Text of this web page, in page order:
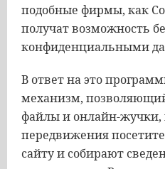
подобные фирмы, как
получат возможность
конфиденциальными
В ответ на это
механизм,
файлы и онлайн-
передвижения
сайту и собирают